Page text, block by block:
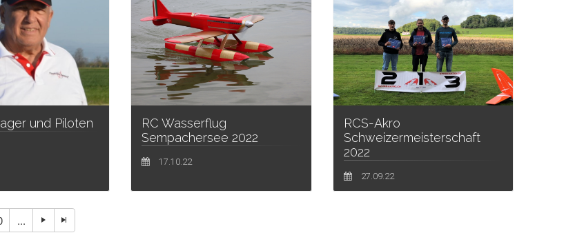
und Piloten
RC Wasserflug
Sempachersee 2022
17.10.22
RCS-Akro
Schweizermeisterschaft
2022
27.09.22
...